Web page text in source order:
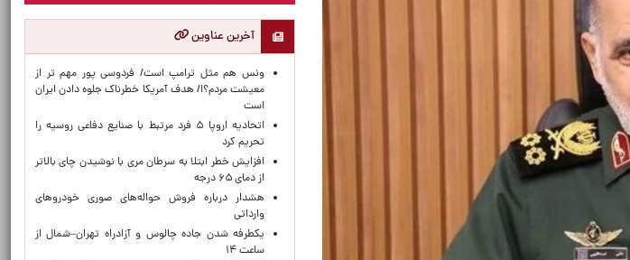
آخرین عناوین
ونس هم مثل ترامپ است/ فردوسی پور مهم تر از
معیشت مردم؟!/ هدف آمریکا خطرناک جلوه دادن ایران
است
اتحادیه اروپا ۵ فرد مرتبط با صنایع دفاعی روسیه را
تحریم کرد
افزایش خطر ابتلا به سرطان مری با نوشیدن چای بالاتر
از دمای ۶۵ درجه
هشدار درباره فروش حواله‌های صوری خودروهای
وارداتی
یکطرفه شدن جاده چالوس و آزادراه تهران–شمال از
ساعت ۱۴